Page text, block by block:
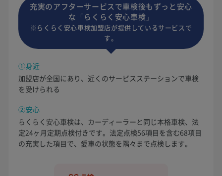
充実のアフターサービスで車検後もずっと安心
な「らくらく安心車検」
※らくらく安心車検加盟店が提供しているサービスで
す。
①身近
加盟店が全国にあり、近くのサービスステーションで車検
を受けられる
②安心
らくらく安心車検は、カーディーラーと同じ本格車検、法
定24ヶ月定期点検付きです。法定点検56項目を含む68項目
の充実した項目で、愛車の状態を隅々まで点検します。